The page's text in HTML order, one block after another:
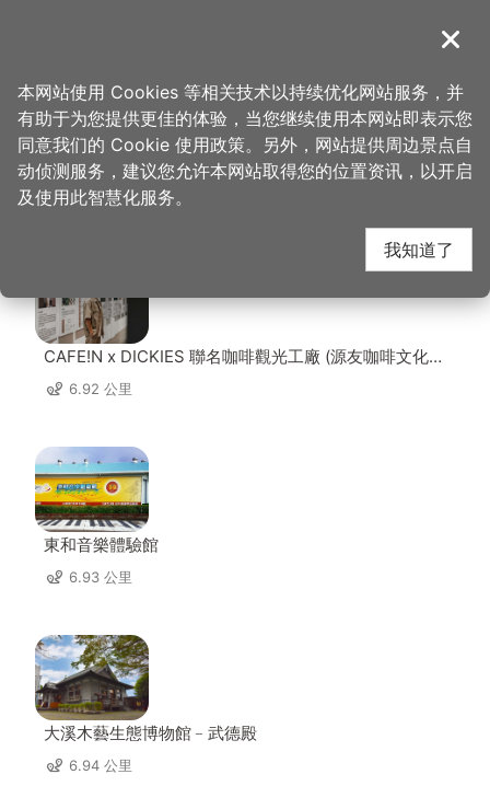
導覽
首页 > 想去的地方 > 美食、购物 > 云沧小馆
云沧小馆 周边景点
CAFE!N x DICKIES 聯名咖啡觀光工廠 (源友咖啡文化園
區) 6.92 公里
東和音樂體驗館
6.93 公里
大溪木藝生態博物館﹣武德殿
6.94 公里
关闭
本网站使用 Cookies 等相关技术以持续优化网站服务，并
有助于为您提供更佳的体验，当您继续使用本网站即表示您
同意我们的 Cookie 使用政策。另外，网站提供周边景点自
动侦测服务，建议您允许本网站取得您的位置资讯，以开启
及使用此智慧化服务。
我知道了